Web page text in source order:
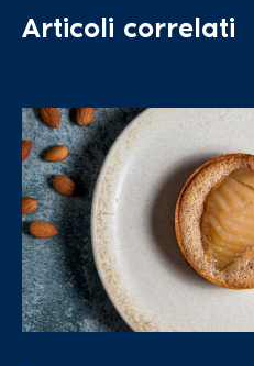
Articoli correlati